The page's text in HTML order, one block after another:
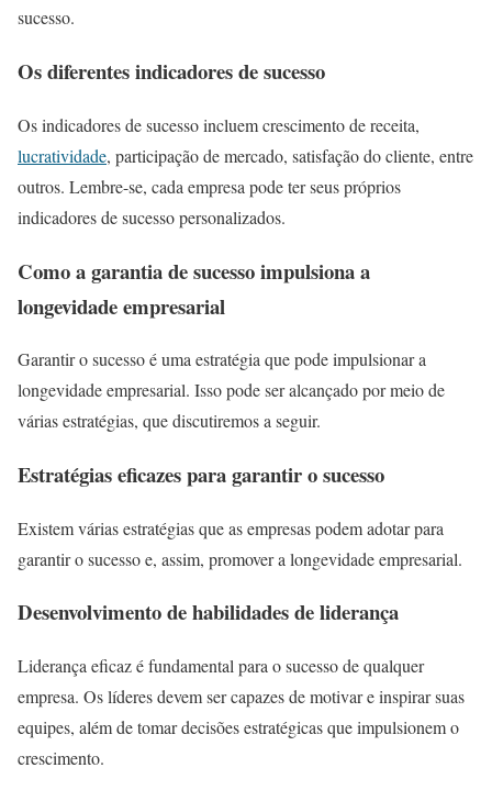
sucesso.
Os diferentes indicadores de sucesso
Os indicadores de sucesso incluem crescimento de receita,
lucratividade, participação de mercado, satisfação do cliente, entre
outros. Lembre-se, cada empresa pode ter seus próprios
indicadores de sucesso personalizados.
Como a garantia de sucesso impulsiona a
longevidade empresarial
Garantir o sucesso é uma estratégia que pode impulsionar a
longevidade empresarial. Isso pode ser alcançado por meio de
várias estratégias, que discutiremos a seguir.
Estratégias eficazes para garantir o sucesso
Existem várias estratégias que as empresas podem adotar para
garantir o sucesso e, assim, promover a longevidade empresarial.
Desenvolvimento de habilidades de liderança
Liderança eficaz é fundamental para o sucesso de qualquer
empresa. Os líderes devem ser capazes de motivar e inspirar suas
equipes, além de tomar decisões estratégicas que impulsionem o
crescimento.